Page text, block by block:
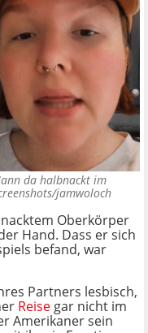
da halbnackt im
jamwoloch
Oberkörper
Hand. Dass er sich
befand, war
Partners lesbisch,
Reise gar nicht im
Amerikaner sein